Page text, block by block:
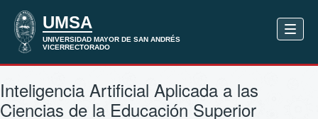
Inteligencia Artificial Aplicada a las
Ciencias de la Educación Superior